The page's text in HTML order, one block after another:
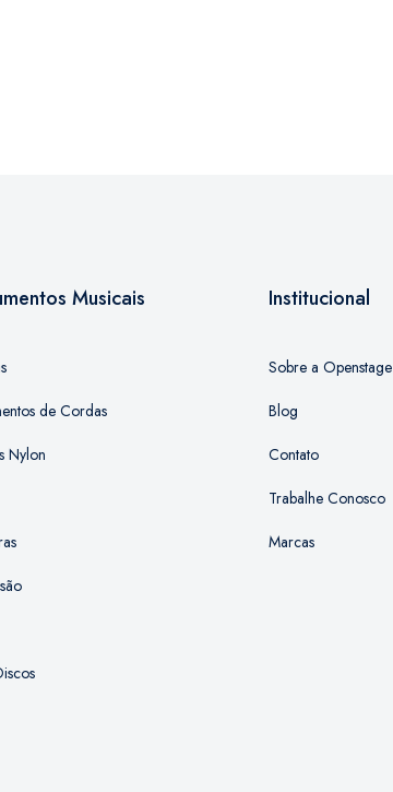
Musicais
de Cordas
Nylon
Institucional
Sobre a Openstage
Blog
Contato
Trabalhe Conosco
Marcas